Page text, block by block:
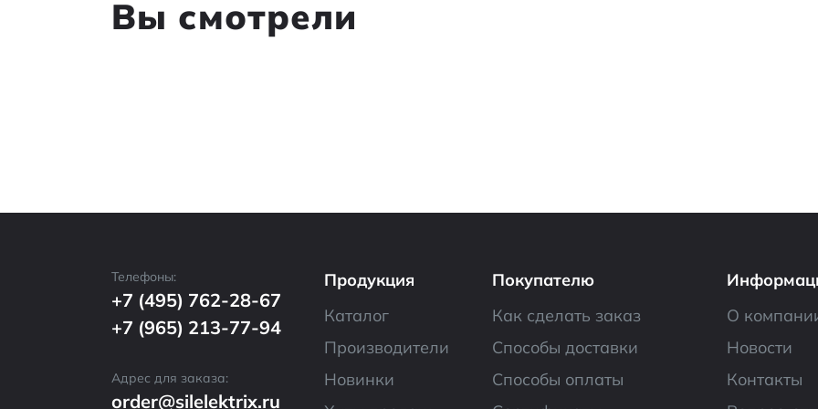
Вы смотрели
Телефоны:
+7 (495) 762-28-67
+7 (965) 213-77-94
Адрес для заказа:
order@silelektrix.ru
Продукция
Каталог
Производители
Новинки
Покупателю
Как сделать заказ
Способы доставки
Способы оплаты
О
Новости
Контакты